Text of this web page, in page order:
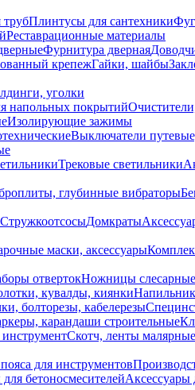
Плинтусы для сантехники
Реставрационные материалы
Фурнитура дверная
крепежГайки, шайбы
уголки
напольных покрытий
Изолирующие зажимы
Выключатели
Трековые светильники
глубинные вибраторы
СтружкоотсосыДомкраты
маски, аксессуары
отвертокНожницы слесарные
кувалды, киянки
болторезы, кабелерезы
карандаши строительные
Скотч, ленты малярные
для инструментов
бетоносмесителейАксессуары